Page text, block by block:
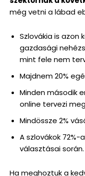
még vetni a lábad
Szlovákia is azon
gazdasági
mint fele nem
Majdnem 20%
Minden második
online tervezi
Mindössze 2%
A szlovákok
választásai során.
Ha meghoztuk a